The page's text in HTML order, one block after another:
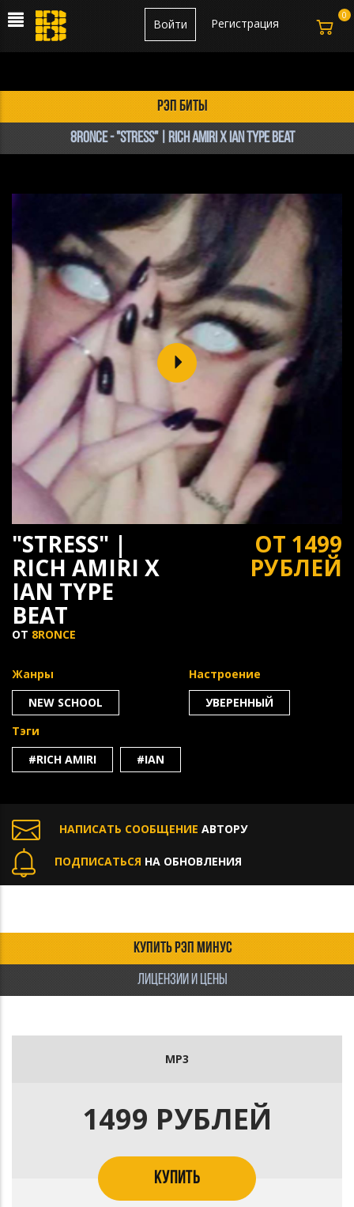
Регистрация
Войти
рэп биты
8Ronce - "STRESS" | Rich Amiri x IAN Type Beat
"STRESS" |
RICH AMIRI X
IAN TYPE
BEAT
ОТ 8RONCE
ОТ 1499
РУБЛЕЙ
Жанры
NEW SCHOOL
Настроение
УВЕРЕННЫЙ
Тэги
#RICH AMIRI
#IAN
НАПИСАТЬ СООБЩЕНИЕ АВТОРУ
ПОДПИСАТЬСЯ НА ОБНОВЛЕНИЯ
КУПИТЬ РЭП МИНУС
ЛИЦЕНЗИИ И ЦЕНЫ
MP3
1499 РУБЛЕЙ
КУПИТЬ
0